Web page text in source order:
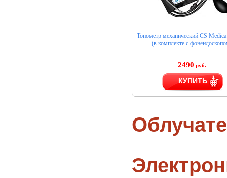
Тонометр механический CS
(в комплекте с
2490 руб.
КУПИТЬ